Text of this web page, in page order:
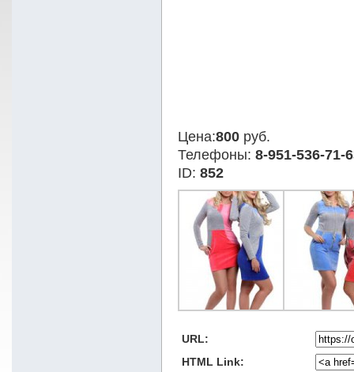
Цена:800 руб.
Телефоны: 8-951-536-71-
ID: 852
URL:
HTML Link: